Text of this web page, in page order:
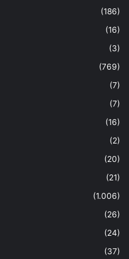
(186)
(16)
(3)
(769)
(7)
(7)
(16)
(2)
(20)
(21)
(1.006)
(26)
(24)
(37)